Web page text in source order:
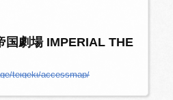
国劇場 IMPERIAL THE
teigeki/accessmap/